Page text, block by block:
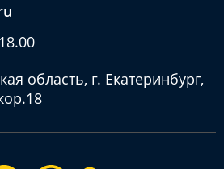
область, г. Екатеринбург,